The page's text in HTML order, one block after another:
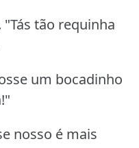
"Tás tão requinha
um bocadinho
nosso é mais